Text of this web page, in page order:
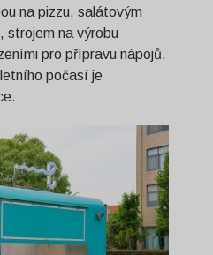
na pizzu, salátovým
strojem na výrobu
pro přípravu nápojů.
počasí je